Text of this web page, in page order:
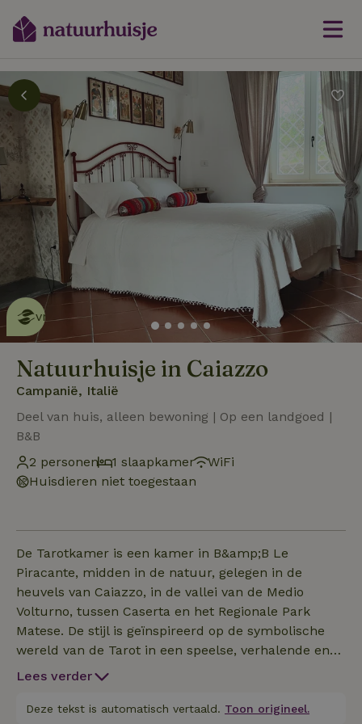
Dit natuurhuisje is eco-
vriendelijk
Natuurhuisje in Caiazzo
Campanië, Italië
Deel van huis, alleen bewoning | Op een landgoed |
B&B
2 personen
1 slaapkamer
WiFi
Huisdieren niet toegestaan
De Tarotkamer is een kamer in B&amp;B Le
Piracante, midden in de natuur, gelegen in de
heuvels van Caiazzo, in de vallei van de Medio
Volturno, tussen Caserta en het Regionale Park
Matese. De stijl is geïnspireerd op de symbolische
wereld van de Tarot in een speelse, verhalende en
creatieve stijl: kleuren, details en kleine verwijzingen
nieuwsgierigheid. Het is een kamer ontworpen voor
Lees verder
Deze tekst is automatisch vertaald. Toon origineel.